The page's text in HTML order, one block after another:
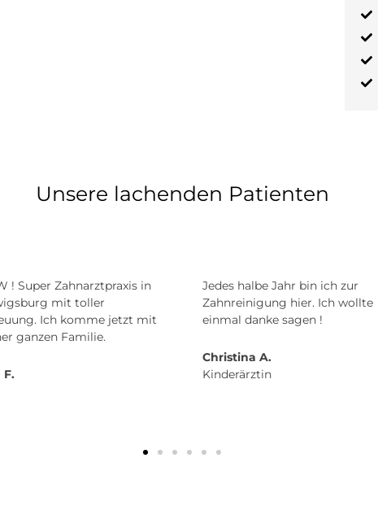
Unsere lachenden Patienten
! Super Zahnarztpraxis in
mit toller
Ich komme jetzt mit
ganzen Familie.
F.
Jedes halbe Jahr bin ich zur
Zahnreinigung hier. Ich wollte
einmal danke sagen !
Christina A.
Kinderärztin